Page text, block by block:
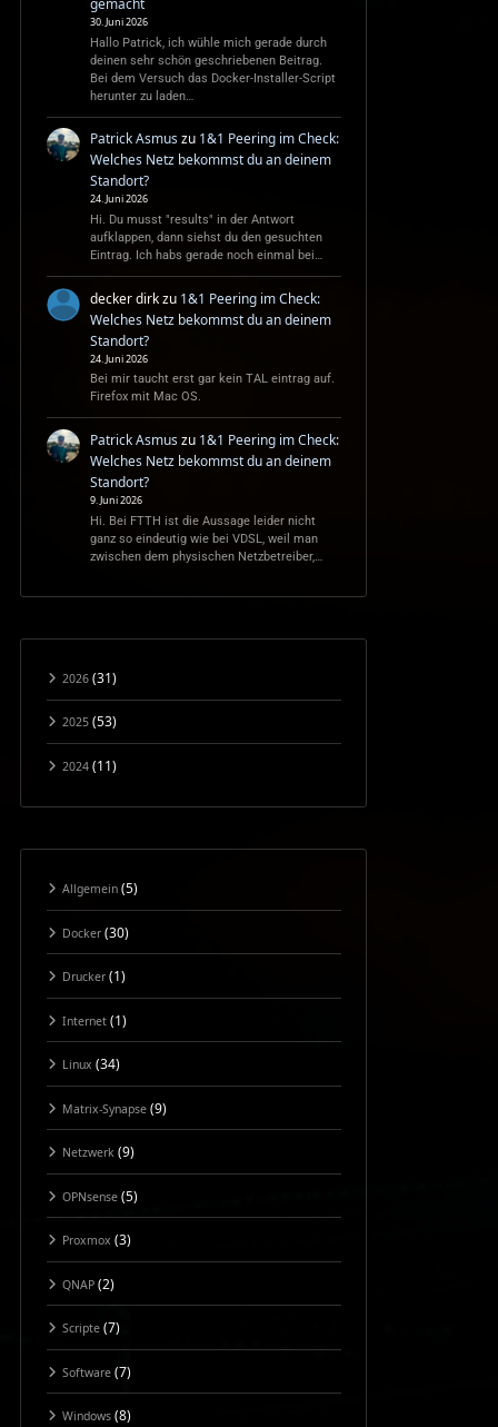
gemacht
30. Juni 2026
Hallo Patrick, ich wühle mich gerade durch
deinen sehr schön geschriebenen Beitrag.
Bei dem Versuch das Docker-Installer-Script
herunter zu laden…
Patrick Asmuszu 1&1 Peering im Check:
Welches Netz bekommst du an deinem
Standort?
24. Juni 2026
Hi. Du musst "results" in der Antwort
aufklappen, dann siehst du den gesuchten
Eintrag. Ich habs gerade noch einmal bei…
decker dirkzu 1&1 Peering im Check:
Welches Netz bekommst du an deinem
Standort?
24. Juni 2026
Bei mir taucht erst gar kein TAL eintrag auf.
Firefox mit Mac OS.
Patrick Asmuszu 1&1 Peering im Check:
Welches Netz bekommst du an deinem
Standort?
9. Juni 2026
Hi. Bei FTTH ist die Aussage leider nicht
ganz so eindeutig wie bei VDSL, weil man
zwischen dem physischen Netzbetreiber,…
2026(31)
2025(53)
2024(11)
Allgemein(5)
Docker(30)
Drucker(1)
Internet(1)
Linux (34)
Matrix-Synapse(9)
Netzwerk(9)
OPNsense(5)
Proxmox (3)
QNAP(2)
Scripte(7)
Software(7)
Windows(8)